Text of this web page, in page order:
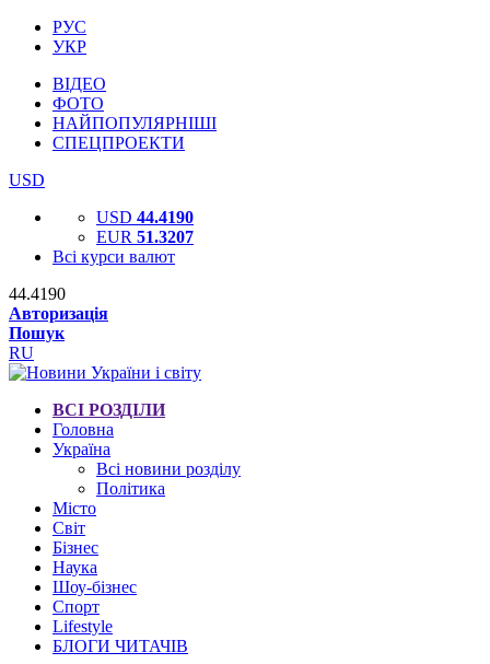
РУС
УКР
ВІДЕО
ФОТО
НАЙПОПУЛЯРНІШІ
СПЕЦПРОЕКТИ
USD
USD 44.4190
EUR 51.3207
Всі курси валют
44.4190
Авторизація
Пошук
RU
ВСІ РОЗДІЛИ
Головна
Україна
Всі новини розділу
Політика
Місто
Світ
Бізнес
Наука
Шоу-бізнес
Спорт
Lifestyle
БЛОГИ ЧИТАЧІВ